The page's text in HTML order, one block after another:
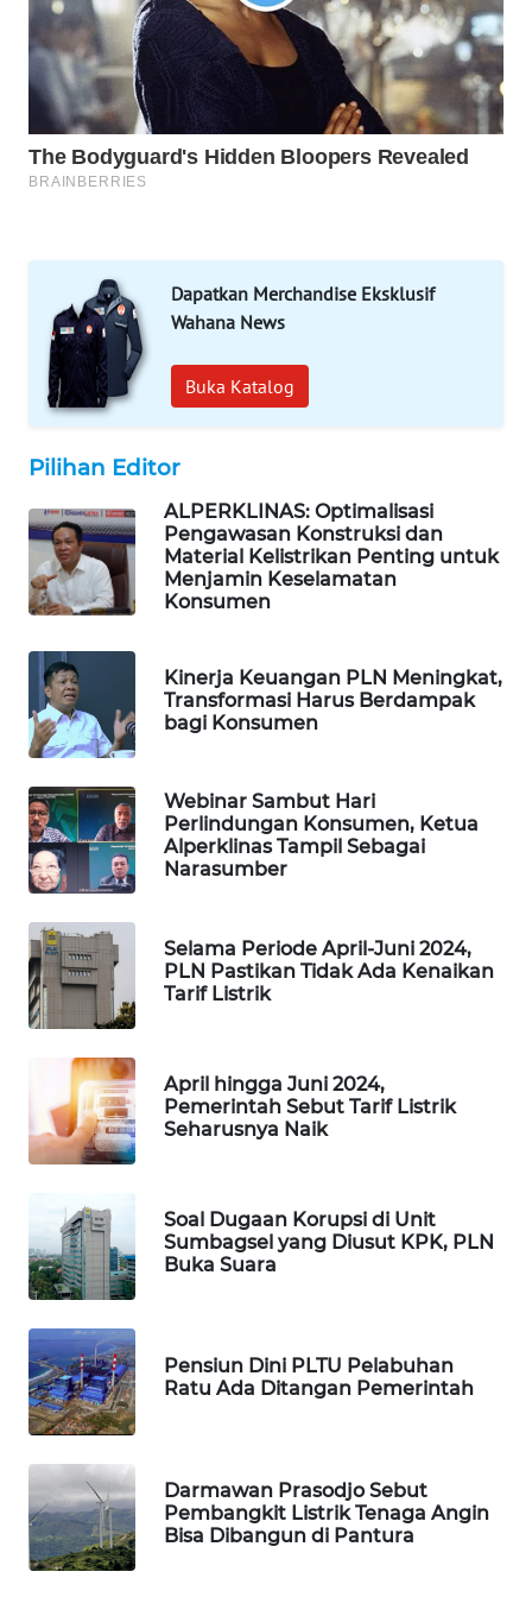
Dapatkan Merchandise Eksklusif
Wahana News
Buka Katalog
Pilihan Editor
ALPERKLINAS: Optimalisasi
Pengawasan Konstruksi dan
Material Kelistrikan Penting untuk
Menjamin Keselamatan
Konsumen
Kinerja Keuangan PLN Meningkat,
Transformasi Harus Berdampak
bagi Konsumen
Webinar Sambut Hari
Perlindungan Konsumen, Ketua
Alperklinas Tampil Sebagai
Narasumber
Selama Periode April-Juni 2024,
PLN Pastikan Tidak Ada Kenaikan
Tarif Listrik
April hingga Juni 2024,
Pemerintah Sebut Tarif Listrik
Seharusnya Naik
Soal Dugaan Korupsi di Unit
Sumbagsel yang Diusut KPK, PLN
Buka Suara
Pensiun Dini PLTU Pelabuhan
Ratu Ada Ditangan Pemerintah
Darmawan Prasodjo Sebut
Pembangkit Listrik Tenaga Angin
Bisa Dibangun di Pantura
PORTAL
KONSUMEN
FORWAMKI
ALPERKLINAS
TAMBANG
NEWS
SITUNGIR
NEWS
SIDIKALANG
SIBARAGAS
NEWS
SIANTAR
NEWS
METRO
NEWS
METRO
JAKARTA
KRT
KARING
NEWS
JURNAL
HUMBANG
NEWS
GARONGGANG
NEWS
FISUELRI
ENERGI
NEWS